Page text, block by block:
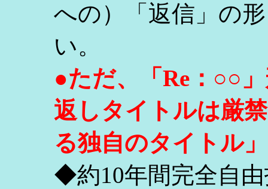
への）「返信」の
い。
●ただ、「Re：○○
返しタイトルは厳
る独自のタイトル
◆約10年間完全自